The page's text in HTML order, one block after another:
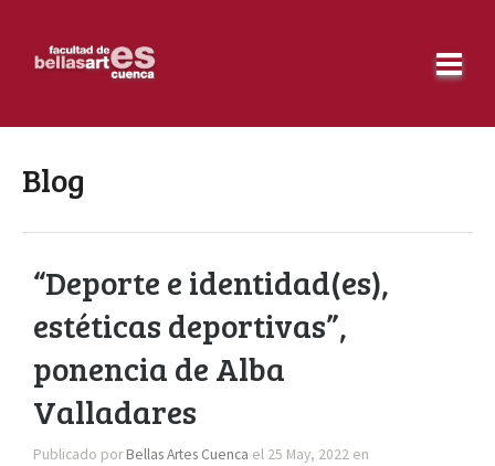
Blog
“Deporte e identidad(es),
estéticas deportivas”,
ponencia de Alba
Valladares
Publicado porBellas Artes Cuenca el 25 May, 2022 en